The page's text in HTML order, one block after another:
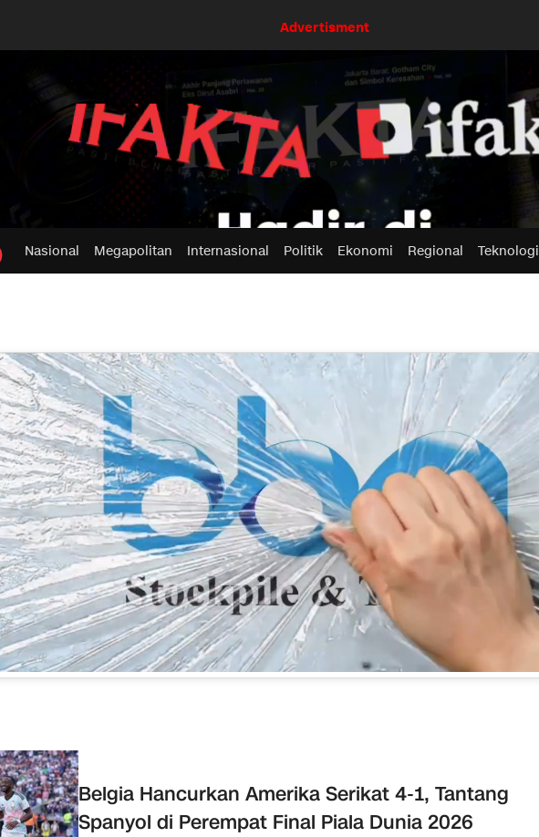
Advertisment
Nasional Megapolitan Internasional Politik Ekonomi Regional Teknologi
Belgia Hancurkan Amerika Serikat 4-1, Tantang
Spanyol di Perempat Final Piala Dunia 2026